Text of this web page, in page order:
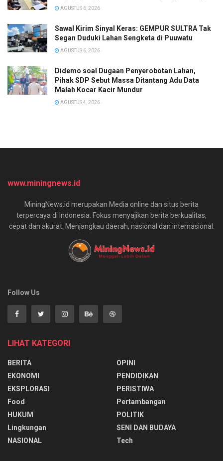
AGUSTUS 6, 2026
Sawal Kirim Sinyal Keras: GEMPUR SULTRA Tak
Segan Duduki Lahan Sengketa di Puuwatu
AGUSTUS 6, 2026
Didemo soal Dugaan Penyerobotan Lahan,
Pihak SDP Sebut Massa Ditantang Adu Data
Malah Kocar Kacir Mundur
AGUSTUS 4, 2026
www.miningnews.id
MiningNews.id merupakan Media online dan situs berita
terpercaya di Indonesia. Fokus menyajikan berita berkualitas,
cepat dan akurat. Menjangkau daerah, nasional dan internasional.
Follow Us
LIHAT KATEGORI
BERITA
EKONOMI
EKSPLORASI
Food
HUKUM
Lingkungan
NASIONAL
OPINI
PENDIDIKAN
PERISTIWA
Pertambangan
POLITIK
SENI DAN BUDAYA
Tech